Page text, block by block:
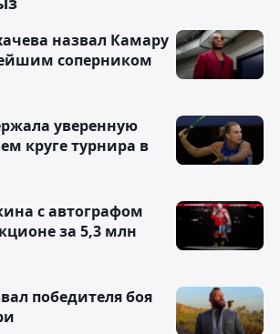
назвал Камару
соперником
уверенную
круге турнира в
с автографом
за 5,3 млн
победителя боя